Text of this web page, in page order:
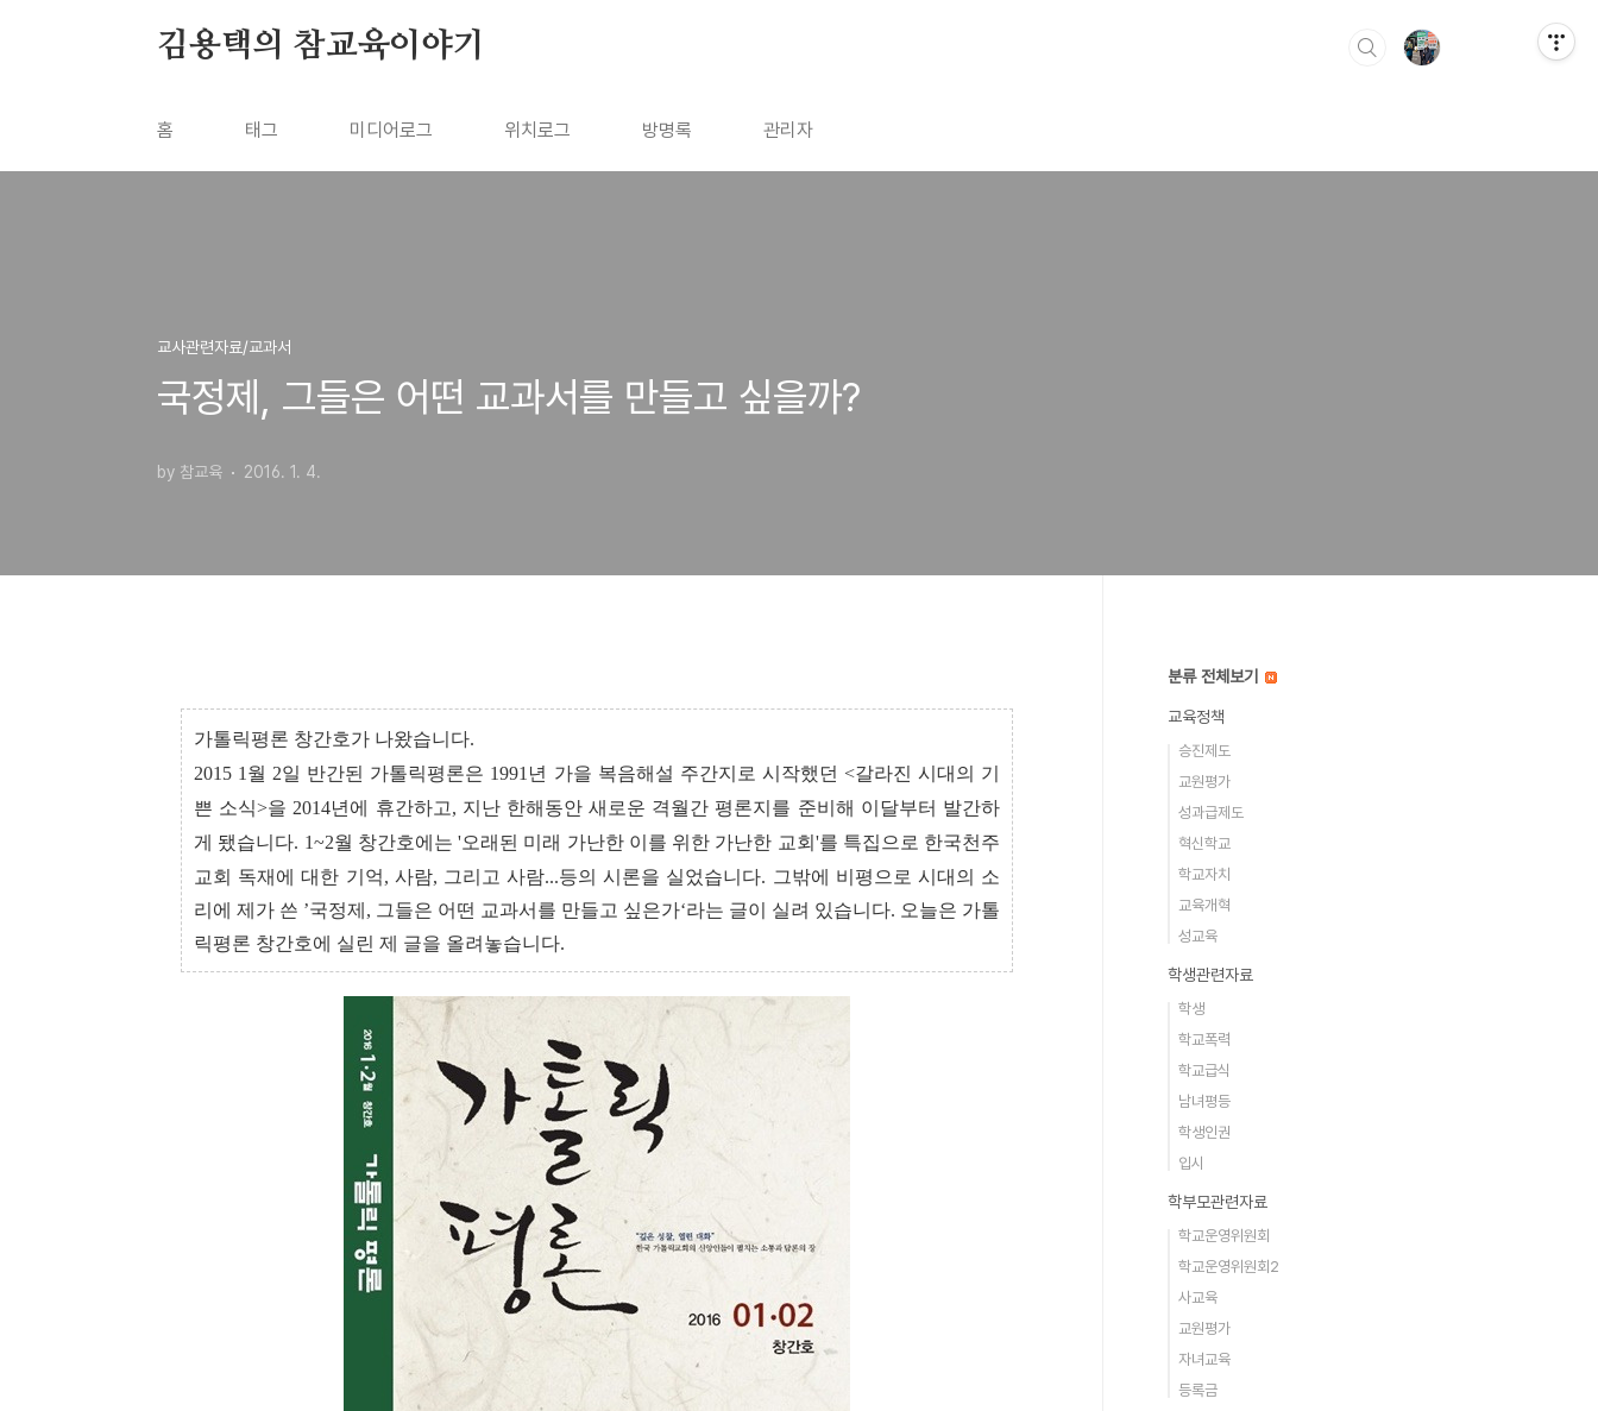
김용택의 참교육이야기
홈 태그 미디어로그 위치로그 방명록 관리자
교사관련자료/교과서
국정제, 그들은 어떤 교과서를 만들고 싶을까?
by 참교육 2016. 1. 4.
가톨릭평론 창간호가 나왔습니다.
2015 1월 2일 반간된 가톨릭평론은 1991년 가을 복음해설 주간지로 시작했던 <갈라진 시대의 기
쁜 소식>을 2014년에 휴간하고, 지난 한해동안 새로운 격월간 평론지를 준비해 이달부터 발간하
게 됐습니다. 1~2월 창간호에는 '오래된 미래 가난한 이를 위한 가난한 교회'를 특집으로 한국천주
교회 독재에 대한 기억, 사람, 그리고 사람...등의 시론을 실었습니다. 그밖에 비평으로 시대의 소
리에 제가 쓴 ’국정제 , 그들은 어떤 교과서를 만들고 싶은가‘라는 글이 실려 있습니다. 오늘은 가톨
릭평론 창간호에 실린 제 글을 올려놓습니다.
분류 전체보기
교육정책
승진제도
교원평가
성과급제도
혁신학교
학교자치
교육개혁
성교육
학생관련자료
학생
학교폭력
학교급식
남녀평등
학생인권
입시
학부모관련자료
학교운영위원회
학교운영위원회2
사교육
교원평가
자녀교육
등록금